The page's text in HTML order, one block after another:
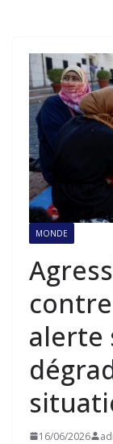
MONDE
contre
alerte
16/06/2026